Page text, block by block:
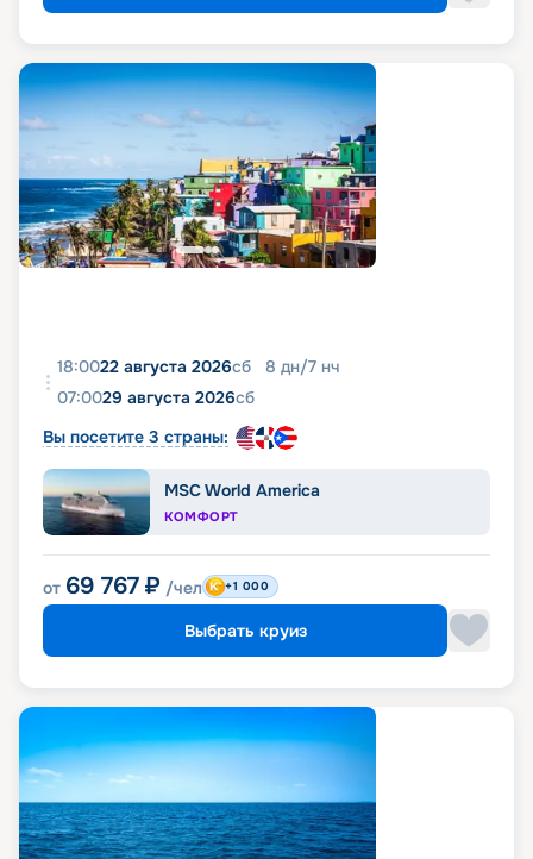
18:0022 августа 2026сб 8 дн/7 нч
07:0029 августа 2026сб
Вы посетите 3 страны:
MSC World America
КОМФОРТ
от 69 767 ₽ /чел +1 000
Выбрать круиз